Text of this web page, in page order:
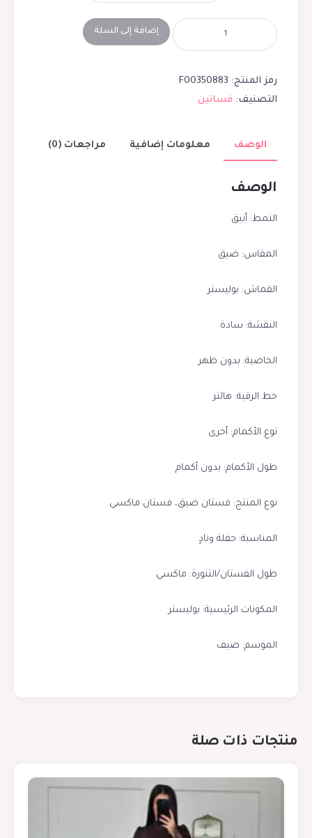
إضافة إلى السلة
رمز المنتج: F00350883
التصنيف: فساتين
الوصف معلومات إضافية مراجعات (0)
الوصف
النمط: أنيق
المقاس: ضيق
القماش: بوليستر
النقشة: سادة
الخاصية: بدون ظهر
خط الرقبة: هالتر
نوع الأكمام: أخرى
طول الأكمام: بدون أكمام
نوع المنتج: فستان ضيق، فستان ماكسي
المناسبة: حفلة ونادٍ
طول الفستان/التنورة: ماكسي
المكونات الرئيسية: بوليستر
الموسم: صيف
منتجات ذات صلة